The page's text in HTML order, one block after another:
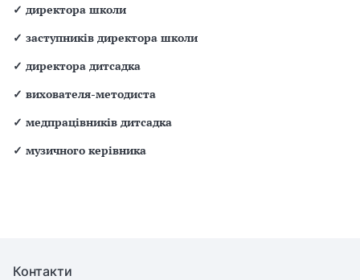
✓ директора школи
✓ заступників директора школи
✓ директора дитсадка
✓ вихователя-методиста
✓ медпрацівників дитсадка
✓ музичного керівника
Контакти